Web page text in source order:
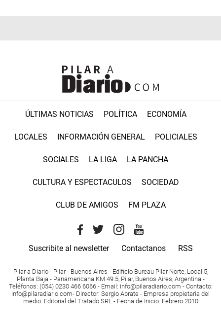
ÚLTIMAS NOTICIAS POLÍTICA ECONOMÍA
LOCALES INFORMACIÓN GENERAL POLICIALES
SOCIALES LA LIGA LA PANCHA
CULTURA Y ESPECTACULOS SOCIEDAD
CLUB DE AMIGOS FM PLAZA
Suscribite al newsletter Contactanos RSS
Pilar a Diario - Pilar - Buenos Aires - Edificio Bureau Pilar Norte, Local 5,
Planta Baja - Panamericana KM 49.5, Pilar, Buenos Aires, Argentina -
Teléfonos: (054) 0230 466 6066 - Email : info@pilaradiario.com - Contacto:
info@pilaradiario.com- Director: Sergio Abrate - Empresa propietaria del
medio: Editorial del Tratado SRL - Fecha de Inicio: Febrero 2010